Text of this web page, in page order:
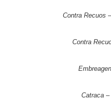
Contra Recuos
Contra
Catraca